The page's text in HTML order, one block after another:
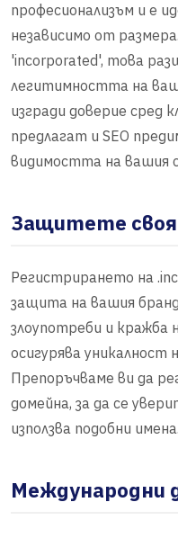
професионализъм и е
независимо от
'incorporated', това
легитимността на
изгради доверие сред
предлагат и SEO
видимостта на вашия
Защитете своя
Регистрирането на
защита на вашия
злоупотреби и кражба
осигурява
Препоръчваме ви да
домейна, за да се
използва подобни имена.
Международни